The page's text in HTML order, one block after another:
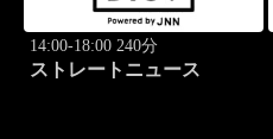
14:00-18:00 240分
ストレートニュース